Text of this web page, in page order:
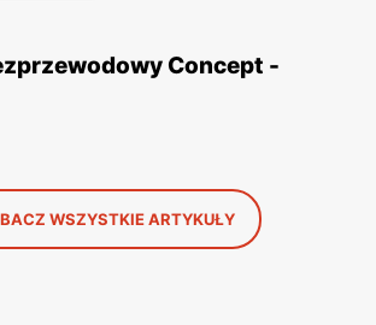
Concept -
WSZYSTKIE ARTYKUŁY